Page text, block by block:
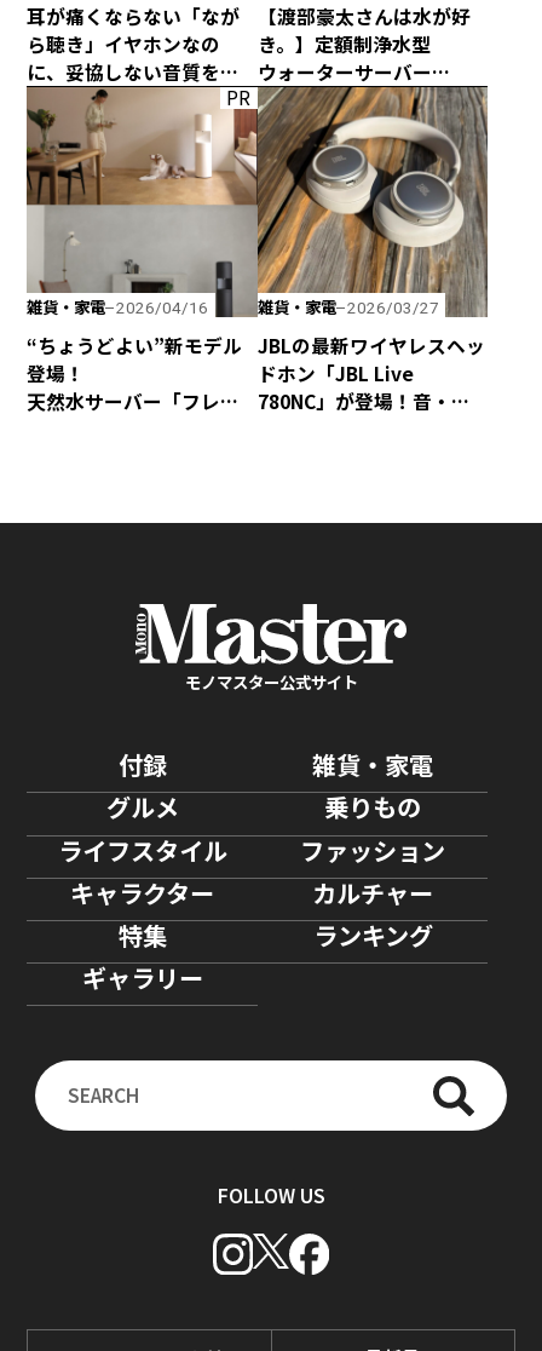
耳が痛くならない「なが
ら聴き」イヤホンなの
に、妥協しない音質を追
求した「HP-H300BT」が
発売！
【渡部豪太さんは水が好
き。】定額制浄水型
ウォーターサーバー
every frecious tallを
使ってみた
PR
雑貨・家電 2026/04/16
“ちょうどよい”新モデル
登場！
天然水サーバー「フレ
雑貨・家電 2026/03/27
JBLの最新ワイヤレスヘッ
ドホン「JBL Live
780NC」が登場！音・装
モノマスター公式サイト
付録
雑貨・家電
グルメ
乗りもの
ライフスタイル
ファッション
キャラクター
カルチャー
特集
ランキング
ギャラリー
FOLLOW US